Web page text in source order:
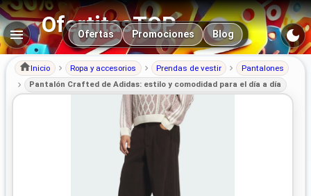
OfertitasTOP
Navegación principal
Ofertas Promociones Blog
Inicio Ropa y accesorios Prendas de vestir
Pantalones
Pantalón Crafted de Adidas: estilo y comodidad para el día a día